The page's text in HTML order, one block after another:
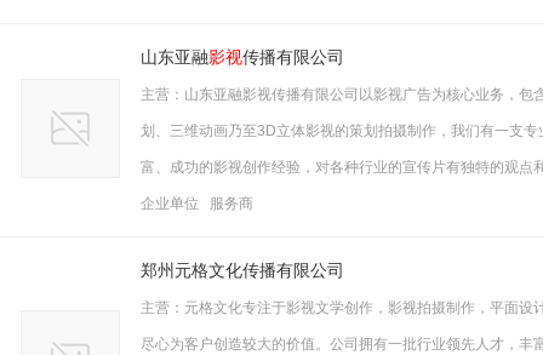
山东亚融影视传播有限公司
主营：山东亚融影视传播有限公司以影视广告为核心业务，
划、三维动画乃至3D立体影视的策划拍摄制作，我们有一支
富、成功的影视创作经验，对各种行业的宣传片有独特的观点
企业单位 服务商
郑州元格文化传播有限公司
主营：元格文化专注于影视文学创作，影视拍摄制作，平面
尽心为客户创造较大的价值。公司拥有一批行业领先人才，